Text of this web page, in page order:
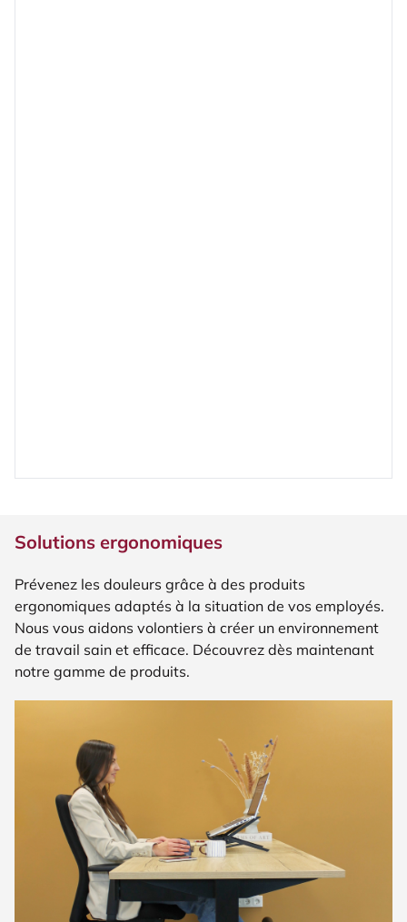
Solutions ergonomiques
Prévenez les douleurs grâce à des produits
ergonomiques adaptés à la situation de vos employés.
Nous vous aidons volontiers à créer un environnement
de travail sain et efficace. Découvrez dès maintenant
notre gamme de produits.